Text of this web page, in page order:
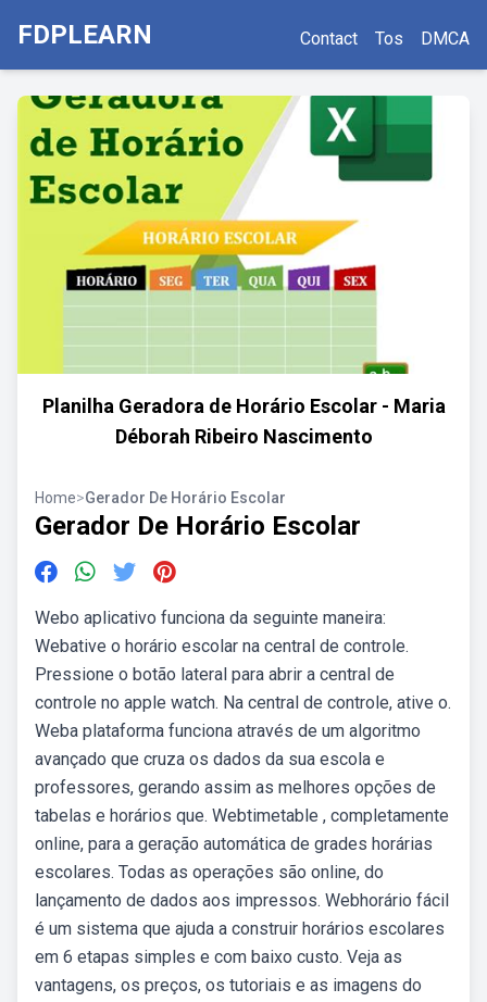
FDPLEARN Contact Tos DMCA
Planilha Geradora de Horário Escolar - Maria
Déborah Ribeiro Nascimento
Home>Gerador De Horário Escolar
Gerador De Horário Escolar
Webo aplicativo funciona da seguinte maneira:
Webative o horário escolar na central de controle.
Pressione o botão lateral para abrir a central de
controle no apple watch. Na central de controle, ative o.
Weba plataforma funciona através de um algoritmo
avançado que cruza os dados da sua escola e
professores, gerando assim as melhores opções de
tabelas e horários que. Webtimetable , completamente
online, para a geração automática de grades horárias
escolares. Todas as operações são online, do
lançamento de dados aos impressos. Webhorário fácil
é um sistema que ajuda a construir horários escolares
em 6 etapas simples e com baixo custo. Veja as
vantagens, os preços, os tutoriais e as imagens do